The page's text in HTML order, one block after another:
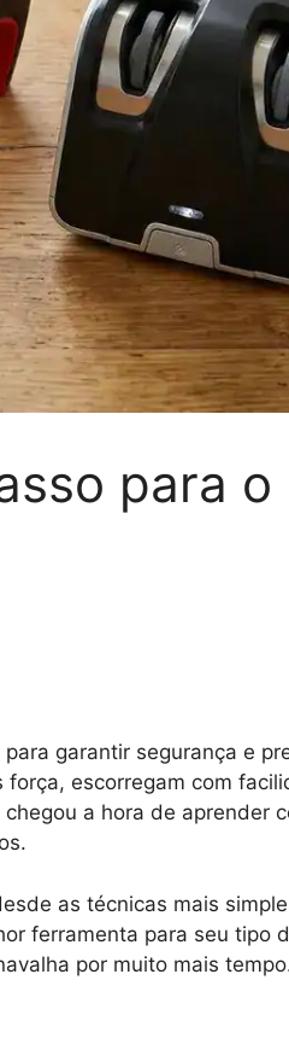
para o
garantir segurança e
escorregam com
a hora de aprender
as técnicas mais
ferramenta para seu tipo
por muito mais